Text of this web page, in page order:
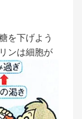
を下げよう
ンは細胞が